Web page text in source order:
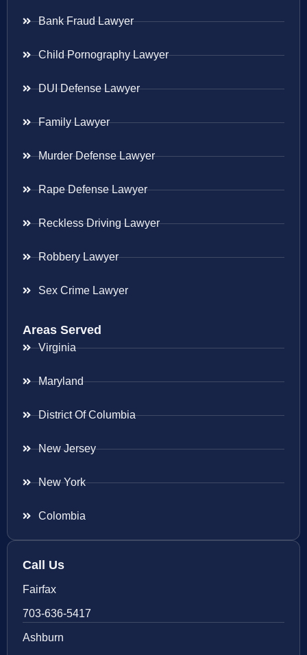
Bank Fraud Lawyer
Child Pornography Lawyer
DUI Defense Lawyer
Family Lawyer
Murder Defense Lawyer
Rape Defense Lawyer
Reckless Driving Lawyer
Robbery Lawyer
Sex Crime Lawyer
Areas Served
Virginia
Maryland
District Of Columbia
New Jersey
New York
Colombia
Call Us
Fairfax
703-636-5417
Ashburn